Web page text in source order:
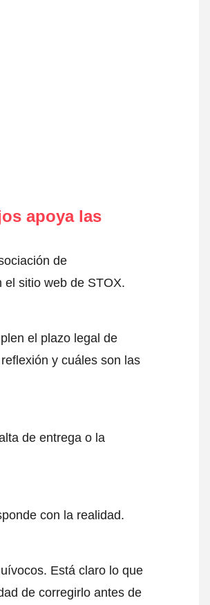
apoya las
de
sitio web de STOX.
el plazo legal de
y cuáles son las
de entrega o la
con la realidad.
Está claro lo que
de corregirlo antes de